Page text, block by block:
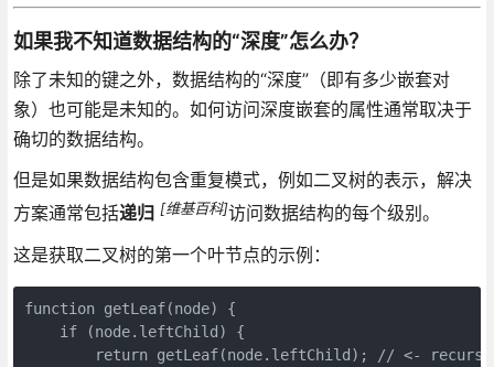
如果我不知道数据结构的“深度”怎么办？
除了未知的键之外，数据结构的“深度”（即有多少嵌套对
象）也可能是未知的。如何访问深度嵌套的属性通常取决于
确切的数据结构。
但是如果数据结构包含重复模式，例如二叉树的表示，解决
方案通常包括递归 [维基百科]访问数据结构的每个级别。
这是获取二叉树的第一个叶节点的示例：
function getLeaf(node) {
    if (node.leftChild) {
return getLeaf(node.leftChild); // <-